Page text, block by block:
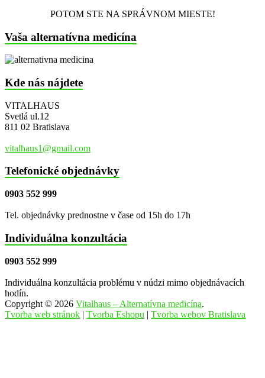
POTOM STE NA SPRÁVNOM MIESTE!
Vaša alternatívna medicína
Kde nás nájdete
VITALHAUS
Svetlá ul.12
811 02 Bratislava
vitalhaus1@gmail.com
Telefonické objednávky
0903 552 999
Tel. objednávky prednostne v čase od 15h do 17h
Individuálna konzultácia
0903 552 999
Individuálna konzultácia problému v núdzi mimo objednávacích
hodín.
Copyright © 2026 Vitalhaus – Alternatívna medicína.
Tvorba web stránok | Tvorba Eshopu | Tvorba webov Bratislava